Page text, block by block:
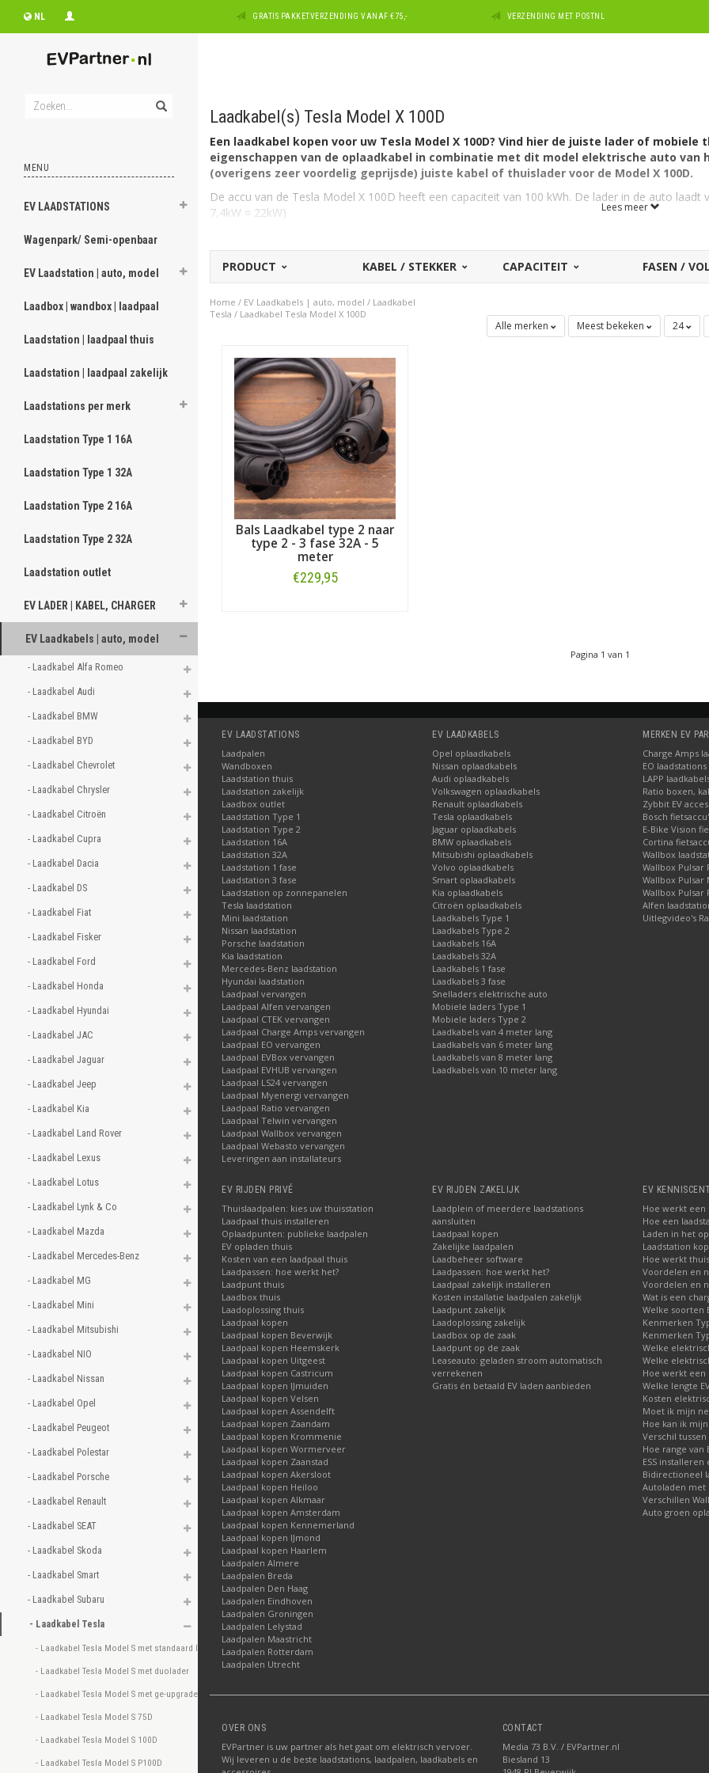
NL GRATIS PAKKETVERZENDING VANAF €75,- VERZENDING MET POSTNL
MENU
EV LAADSTATIONS
Wagenpark/ Semi-openbaar
EV Laadstation | auto, model
Laadbox | wandbox | laadpaal
Laadstation | laadpaal thuis
Laadstation | laadpaal zakelijk
Laadstations per merk
Laadstation Type 1 16A
Laadstation Type 1 32A
Laadstation Type 2 16A
Laadstation Type 2 32A
Laadstation outlet
EV LADER | KABEL, CHARGER
EV Laadkabels | auto, model
- Laadkabel Alfa Romeo
- Laadkabel Audi
- Laadkabel BMW
- Laadkabel BYD
- Laadkabel Chevrolet
- Laadkabel Chrysler
- Laadkabel Citroën
- Laadkabel Cupra
- Laadkabel Dacia
- Laadkabel DS
- Laadkabel Fiat
- Laadkabel Fisker
- Laadkabel Ford
- Laadkabel Honda
- Laadkabel Hyundai
- Laadkabel JAC
- Laadkabel Jaguar
- Laadkabel Jeep
- Laadkabel Kia
- Laadkabel Land Rover
- Laadkabel Lexus
- Laadkabel Lotus
- Laadkabel Lynk & Co
- Laadkabel Mazda
- Laadkabel Mercedes-Benz
- Laadkabel MG
- Laadkabel Mini
- Laadkabel Mitsubishi
- Laadkabel NIO
- Laadkabel Nissan
- Laadkabel Opel
- Laadkabel Peugeot
- Laadkabel Polestar
- Laadkabel Porsche
- Laadkabel Renault
- Laadkabel SEAT
- Laadkabel Skoda
- Laadkabel Smart
- Laadkabel Subaru
- Laadkabel Tesla
- Laadkabel Tesla Model S met standaard lader
- Laadkabel Tesla Model S met duolader
- Laadkabel Tesla Model S met ge-upgrade lader
- Laadkabel Tesla Model S 75D
- Laadkabel Tesla Model S 100D
- Laadkabel Tesla Model S P100D
Laadkabel(s) Tesla Model X 100D
Een laadkabel kopen voor uw Tesla Model X 100D? Vind hier de juiste lader of
eigenschappen van de oplaadkabel in combinatie met dit model elektrische auto van
(overigens zeer voordelig geprijsde) juiste kabel of thuislader voor de Model X 100D.
De accu van de Tesla Model X 100D heeft een capaciteit van 100 kWh. De lader in de auto laadt
7,4kW = 22kW)
De Tesla Model X 100D heeft aan autozijde een aansluiting Type 2 en kan laden via 3 fase met
Type 2, 3 fase, 32A geschikt.
kabel voor een ander merk dan Tesla? Maak dan uw keuze bij ons uitgebreide overzicht met
kijk, zoals vermeld, hieronder voor alle laders en thuisladers die geschikt zijn voor het model
Lees meer
PRODUCT KABEL / STEKKER CAPACITEIT FASEN /
Home / EV Laadkabels | auto, model / Laadkabel
Tesla / Laadkabel Tesla Model X 100D
Alle merken Meest bekeken 24
Bals Laadkabel type 2 naar
type 2 - 3 fase 32A - 5
meter
€229,95
Pagina 1 van 1
EV LAADSTATIONS
Laadpalen
Wandboxen
Laadstation thuis
Laadstation zakelijk
Laadbox outlet
Laadstation Type 1
Laadstation Type 2
Laadstation 16A
Laadstation 32A
Laadstation 1 fase
Laadstation 3 fase
Laadstation op zonnepanelen
Tesla laadstation
Mini laadstation
Nissan laadstation
Porsche laadstation
Kia laadstation
Mercedes-Benz laadstation
Hyundai laadstation
Laadpaal vervangen
Laadpaal Alfen vervangen
Laadpaal CTEK vervangen
Laadpaal Charge Amps vervangen
Laadpaal EO vervangen
Laadpaal EVBox vervangen
Laadpaal EVHUB vervangen
Laadpaal LS24 vervangen
Laadpaal Myenergi vervangen
Laadpaal Ratio vervangen
Laadpaal Telwin vervangen
Laadpaal Wallbox vervangen
Laadpaal Webasto vervangen
Leveringen aan installateurs
EV LAADKABELS
Opel oplaadkabels
Nissan oplaadkabels
Audi oplaadkabels
Volkswagen oplaadkabels
Renault oplaadkabels
Tesla oplaadkabels
Jaguar oplaadkabels
BMW oplaadkabels
Mitsubishi oplaadkabels
Volvo oplaadkabels
Smart oplaadkabels
Kia oplaadkabels
Citroën oplaadkabels
Laadkabels Type 1
Laadkabels Type 2
Laadkabels 16A
Laadkabels 32A
Laadkabels 1 fase
Laadkabels 3 fase
Snelladers elektrische auto
Mobiele laders Type 1
Mobiele laders Type 2
Laadkabels van 4 meter lang
Laadkabels van 6 meter lang
Laadkabels van 8 meter lang
Laadkabels van 10 meter lang
MERKEN EV
Charge Amps
EO laadstations
LAPP
Ratio boxen,
Zybbit EV
Bosch
E-Bike Vision
Cortina
Wallbox
Wallbox Pulsar
Wallbox Pulsar
Wallbox Pulsar
Alfen
Uitlegvideo's
EV RIJDEN PRIVÉ
Thuislaadpalen: kies uw thuisstation
Laadpaal thuis installeren
Oplaadpunten: publieke laadpalen
EV opladen thuis
Kosten van een laadpaal thuis
Laadpassen: hoe werkt het?
Laadpunt thuis
Laadbox thuis
Laadoplossing thuis
Laadpaal kopen
Laadpaal kopen Beverwijk
Laadpaal kopen Heemskerk
Laadpaal kopen Uitgeest
Laadpaal kopen Castricum
Laadpaal kopen IJmuiden
Laadpaal kopen Velsen
Laadpaal kopen Assendelft
Laadpaal kopen Zaandam
Laadpaal kopen Krommenie
Laadpaal kopen Wormerveer
Laadpaal kopen Zaanstad
Laadpaal kopen Akersloot
Laadpaal kopen Heiloo
Laadpaal kopen Alkmaar
Laadpaal kopen Amsterdam
Laadpaal kopen Kennemerland
Laadpaal kopen IJmond
Laadpaal kopen Haarlem
Laadpalen Almere
Laadpalen Breda
Laadpalen Den Haag
Laadpalen Eindhoven
Laadpalen Groningen
Laadpalen Lelystad
Laadpalen Maastricht
Laadpalen Rotterdam
Laadpalen Utrecht
EV RIJDEN ZAKELIJK
Laadplein of meerdere laadstations
aansluiten
Laadpaal kopen
Zakelijke laadpalen
Laadbeheer software
Laadpassen: hoe werkt het?
Laadpaal zakelijk installeren
Kosten installatie laadpalen zakelijk
Laadpunt zakelijk
Laadoplossing zakelijk
Laadbox op de zaak
Laadpunt op de zaak
Leaseauto: geladen stroom automatisch
verrekenen
Gratis én betaald EV laden aanbieden
EV
Hoe werkt een
Hoe een
Laden in het
Laadstation
Hoe werkt
Voordelen en
Voordelen en
Wat is een
Welke soorten
Kenmerken
Kenmerken
Welke
Welke
Hoe werkt een
Welke lengte
Kosten
Moet ik mijn
Hoe kan ik
Verschil tussen
Hoe range van
ESS installeren
Bidirectioneel
Autoladen met
Verschillen
Auto groen
OVER ONS
EVPartner is uw partner als het gaat om elektrisch vervoer.
Wij leveren u de beste laadstations, laadpalen, laadkabels en
CONTACT
Media 73 B.V. / EVPartner.nl
Biesland 13